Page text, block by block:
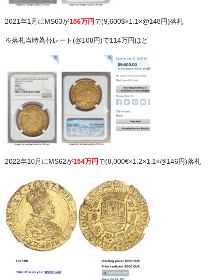
2021年1月にMS63が156万円で(9,600$×1.1×@148円)落札
※落札当時為替レート(@108円)で114万円ほど
2022年10月にMS62が154万円で(8,000€×1.2×1.1×@146円)落札